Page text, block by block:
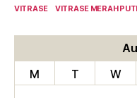
VITRASE
VITRASE MERAH
M
T W